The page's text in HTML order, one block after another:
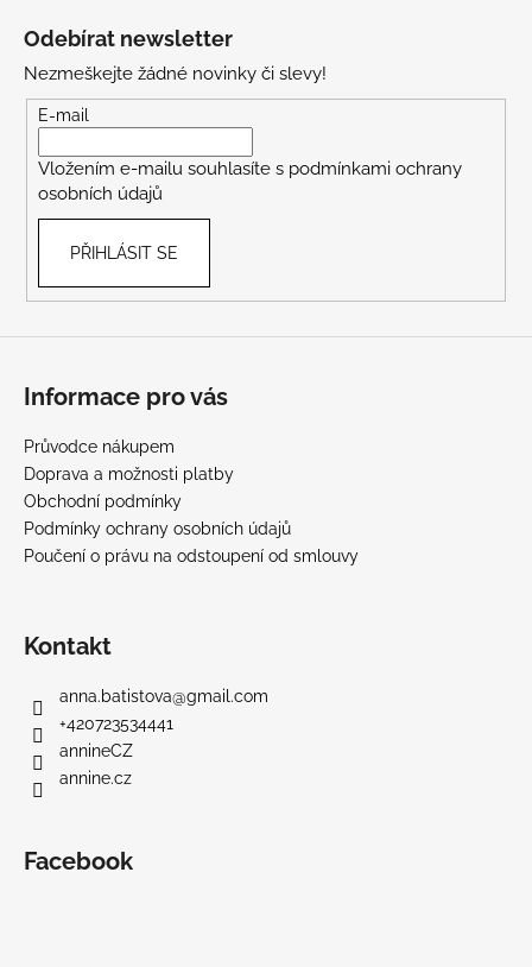
Odebírat newsletter
Nezmeškejte žádné novinky či slevy!
E-mail
Vložením e-mailu souhlasíte s podmínkami ochrany
osobních údajů
PŘIHLÁSIT SE
Informace pro vás
Průvodce nákupem
Doprava a možnosti platby
Obchodní podmínky
Podmínky ochrany osobních údajů
Poučení o právu na odstoupení od smlouvy
Kontakt
anna.batistova@gmail.com
+420723534441
annineCZ
annine.cz
Facebook